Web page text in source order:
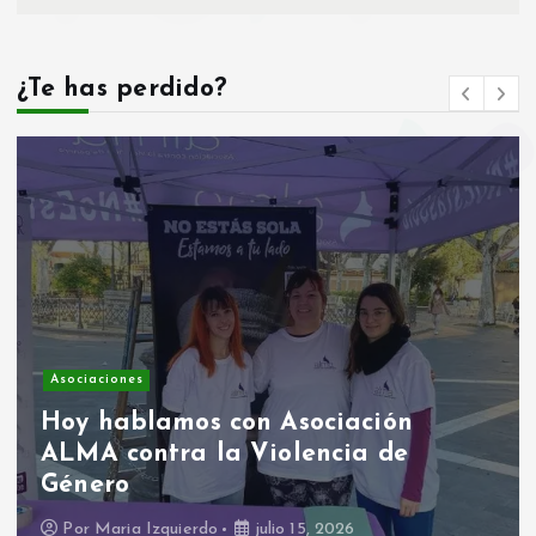
s
¿Te has perdido?
Asociaciones
Hoy hablamos con Asociación
ALMA contra la Violencia de
Género
Por Maria Izquierdo julio 15, 2026